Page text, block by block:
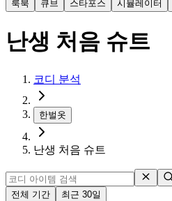
룩북 큐브 스타포스 시뮬레이터
난생 처음 슈트
코디 분석
한벌옷
난생 처음 슈트
전체 기간 최근 30일